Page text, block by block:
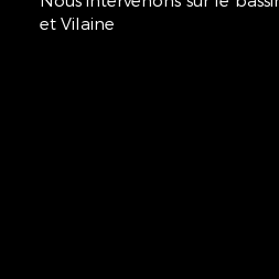
et Vilaine